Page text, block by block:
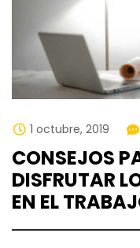
1 octubre, 2019
CONSEJOS
DISFRUTAR
EN EL